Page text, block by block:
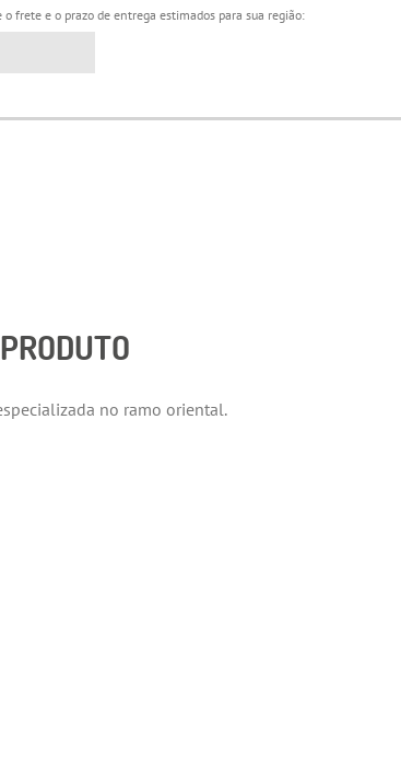
o frete e o prazo de entrega estimados para sua região:
no ramo oriental.